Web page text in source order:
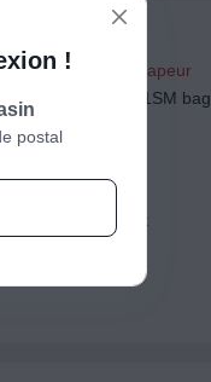
/ Nettoyeur vapeur
aspirateur E201SM bag
(3,5L)
: résistant
!
postal